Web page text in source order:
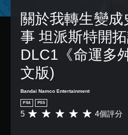
關於我轉生變成
事 坦派斯特開
DLC1《命運多
文版)
Bandai Namco Entertainment
PS4 PS5
平
5 4個評分